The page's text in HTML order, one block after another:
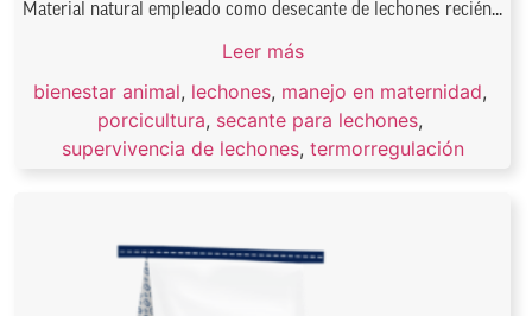
Material natural empleado como desecante de lechones recién...
Leer más
bienestar animal, lechones, manejo en maternidad,
porcicultura, secante para lechones,
supervivencia de lechones, termorregulación